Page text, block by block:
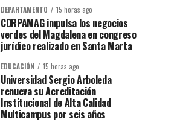
DEPARTAMENTO 15 horas ago
CORPAMAG impulsa los negocios
verdes del Magdalena en congreso
jurídico realizado en Santa Marta
EDUCACIÓN 15 horas ago
Universidad Sergio Arboleda
renueva su Acreditación
Institucional de Alta Calidad
Multicampus por seis años